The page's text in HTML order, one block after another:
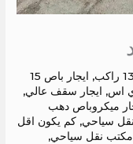
,
ايجار باص 15
اس, ايجار سقف عالي,
ميكروباص دهب
سياحي,كم يكون اقل
مكتب نقل سياحي,